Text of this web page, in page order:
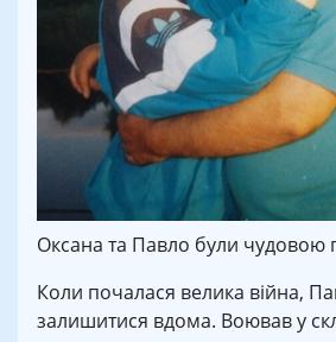
Оксана та Павло були чудовою
Коли почалася велика війна,
залишитися вдома. Воював у